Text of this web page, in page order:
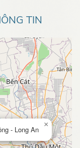
TIN
- Long An
×